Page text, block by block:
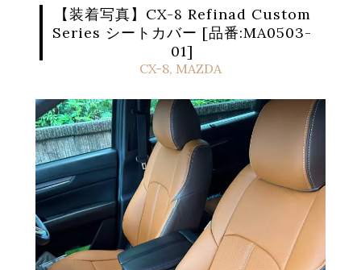
【装着写真】CX-8 Refinad Custom
Series シートカバー [品番:MA0503-
01]
CX-8, MAZDA